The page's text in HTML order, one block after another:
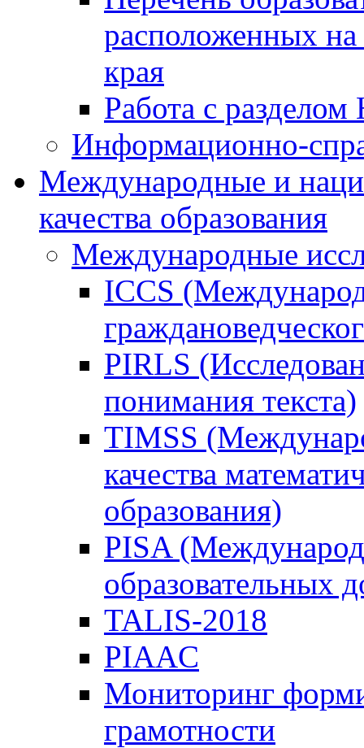
расположенных на
края
Работа с
Информационно-
Международные и
качества образования
Международные
ICCS
PIRLS
понимания текста)
TIMSS
качества
образования)
PISA
образовательных
TALIS-2018
PIAAC
Мониторинг
грамотности